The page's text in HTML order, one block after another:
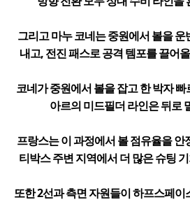
그리고 마누 코네는 중원에서 볼을
내고, 전진 패스로 공격 템포를 끌어
코네가 중원에서 볼을 잡고 한 박자
아르의 미드필더 라인은 뒤로
프랑스는 이 과정에서 볼 점유율을
티박스 주변 지역에서 더 많은 슈팅
또한 2선과 측면 자원들이 하프스페